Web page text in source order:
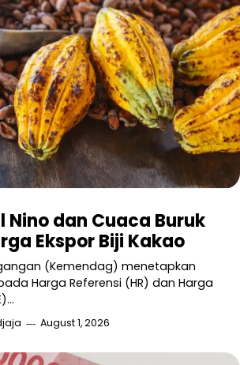
Nino dan Cuaca Buruk
Ekspor Biji Kakao
(Kemendag) menetapkan
Harga Referensi (HR) dan Harga
August 1, 2026